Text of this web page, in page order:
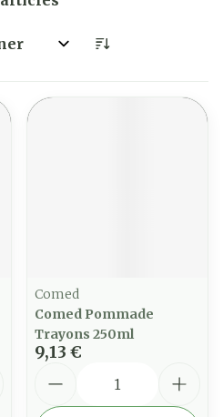
Comed
Comed Pommade
Trayons 250ml
9,13 €